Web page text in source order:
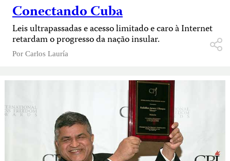
Conectando Cuba
Leis ultrapassadas e acesso limitado e caro à Internet
retardam o progresso da nação insular.
Por Carlos Lauría